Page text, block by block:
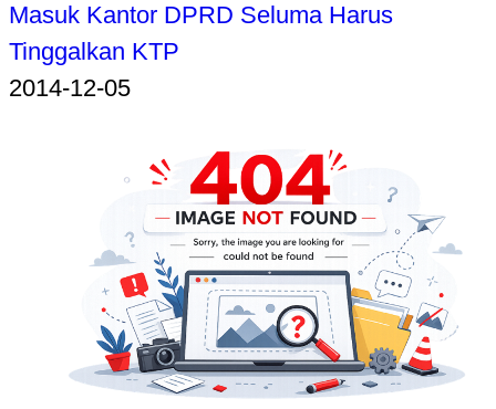
Masuk Kantor DPRD Seluma Harus
Tinggalkan KTP
2014-12-05